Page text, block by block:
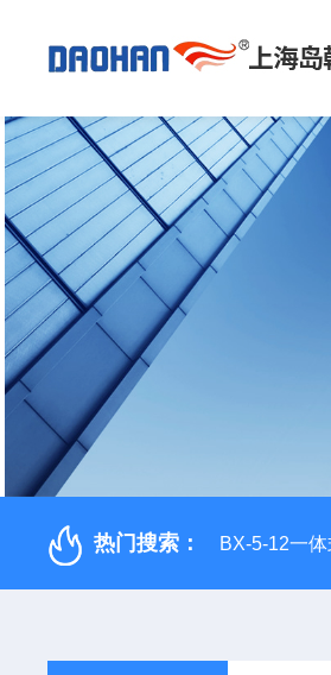
热门搜索： BX-5-12一